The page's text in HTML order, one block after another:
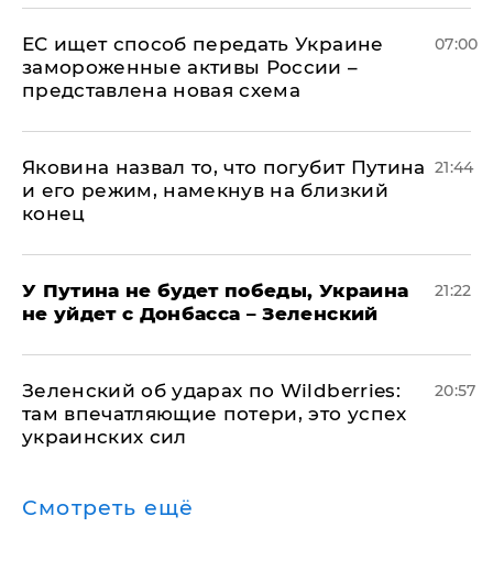
ЕС ищет способ передать Украине
замороженные активы России –
представлена новая схема
07:00
Яковина назвал то, что погубит Путина
и его режим, намекнув на близкий
конец
21:44
У Путина не будет победы, Украина
не уйдет с Донбасса – Зеленский
21:22
Зеленский об ударах по Wildberries:
там впечатляющие потери, это успех
украинских сил
20:57
Смотреть ещё